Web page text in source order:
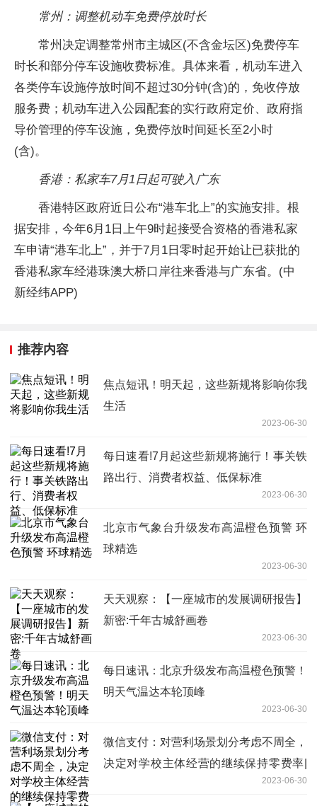
常州：调整机动车免费停放时长
常州决定调整常州市主城区(不含金坛区)免费停车
时长和部分停车设施收费标准。具体来看，机动车进入
各类停车设施停放时间不超过30分钟(含)的，免收停放
服务费；机动车进入公园配套的实行政府定价、政府指
导价管理的停车设施，免费停放时间延长至2小时
(含)。
香港：私家车7月1日起可驶入广东
香港特区政府近日公布“港车北上”的实施安排。根
据安排，今年6月1日上午9时起接受合资格的香港私家
车申请“港车北上”，并于7月1日零时起开始让已获批的
香港私家车经港珠澳大桥口岸往来香港与广东省。(中
新经纬APP)
推荐内容
焦点短讯！明天起，这些新规将影响你我
生活
2023-06-30
每日速看!7月起这些新规将施行！事关铁
路出行、消费者权益、低保标准
2023-06-30
北京市气象台升级发布高温橙色预警 环
球精选
2023-06-30
天天观察：【一座城市的发展调研报告】
新密:千年古城舒画卷
2023-06-30
每日速讯：北京升级发布高温橙色预警！
明天气温达本轮顶峰
2023-06-30
微信支付：对营利场景划分考虑不周全，
决定对学校主体经营的继续保持零费率|
2023-06-30